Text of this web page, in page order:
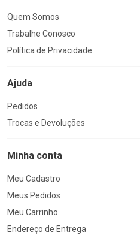
Quem Somos
Trabalhe Conosco
Política de Privacidade
Ajuda
Pedidos
Trocas e Devoluções
Minha conta
Meu Cadastro
Meus Pedidos
Meu Carrinho
Endereço de Entrega